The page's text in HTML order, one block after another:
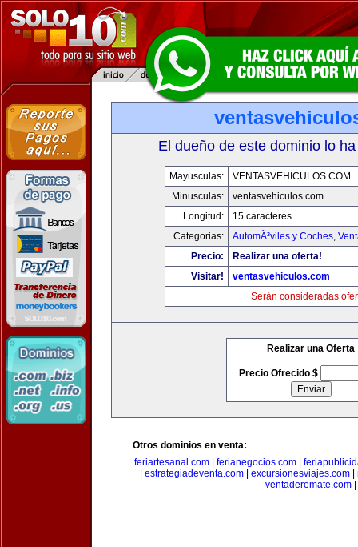
El dueño de este dominio lo
Mayusculas:
VENTASVEHICULOS.COM
Minusculas:
ventasvehiculos.com
Longitud:
15 caracteres
Categorias:
AutomÃ³viles y Coches,
Precio:
Realizar una oferta!
Visitar!
ventasvehiculos.com
Serán consideradas
Realizar una Oferta
Precio Ofrecido $
Otros dominios en venta:
feriartesanal.com
ferianegocios.com
estrategiadeventa.com| excursionesviajes.com|
ventaderemate.com